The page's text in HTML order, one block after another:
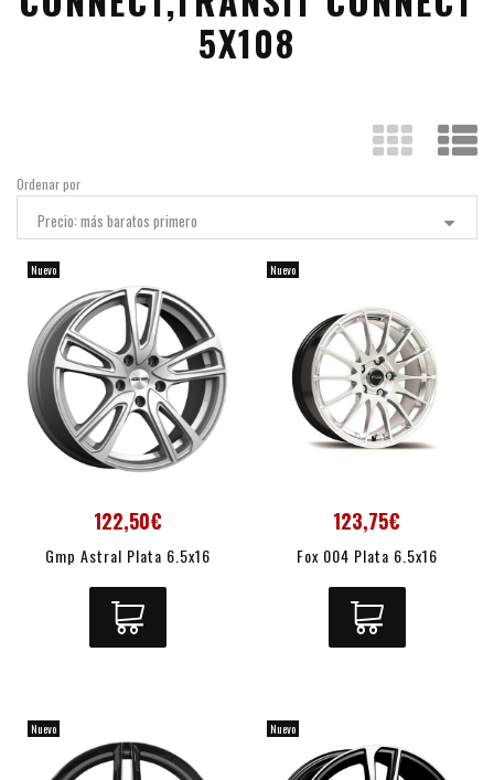
5X108
Ordenar por
Precio: más baratos primero
Nuevo
122,50€
Gmp Astral Plata 6.5x16
Nuevo
123,75€
Fox 004 Plata 6.5x16
Nuevo Nuevo